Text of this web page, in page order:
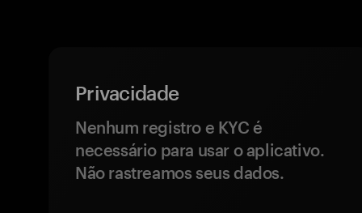
Privacidade
Nenhum registro e KYC é
necessário para usar o aplicativo.
Não rastreamos seus dados.